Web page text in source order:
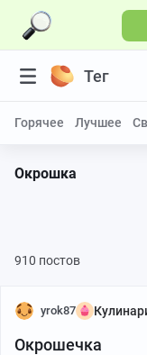
Тег
Горячее Лучшее
Окрошка
910 постов
yrok87
Окрошечка